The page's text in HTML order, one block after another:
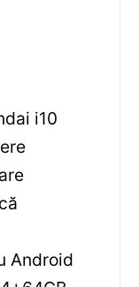
i10
Android